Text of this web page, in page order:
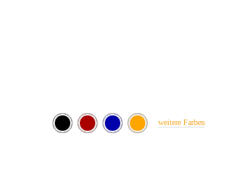
weitere Farben